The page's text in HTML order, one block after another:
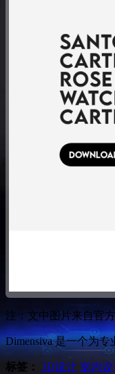
注：文中图片来自官
Dimensiva 是一个为
标签： 3D设计 室内设